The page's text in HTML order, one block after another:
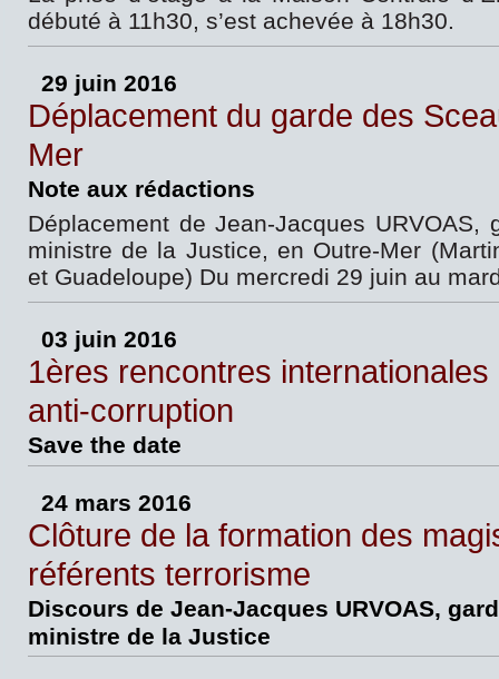
débuté à 11h30, s’est achevée à 18h30.
29 juin 2016
Déplacement du garde des
Mer
Note aux rédactions
Déplacement de Jean-Jacques URVOAS,
ministre de la Justice, en Outre-Mer
et Guadeloupe) Du mercredi 29 juin au
03 juin 2016
1ères rencontres
anti-corruption
Save the date
24 mars 2016
Clôture de la formation des
référents terrorisme
Discours de Jean-Jacques URVOAS,
ministre de la Justice